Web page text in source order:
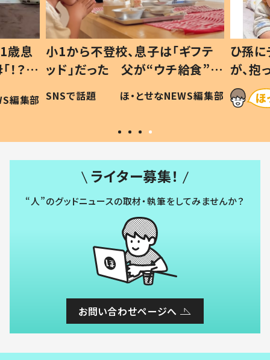
歳息
？」
編集部
小1から不登校、息子は「ギフテ
ッド」だった 父が“ウチ給食”を
作り続ける理由とは #令和の親
#令和の子
SNSで話題 ほ・とせなNEWS編集部
ひ孫
が、
「涙が
い」
ライター募集！
“人”のグッドニュースの取材・執筆をしてみませんか？
お問い合わせページへ